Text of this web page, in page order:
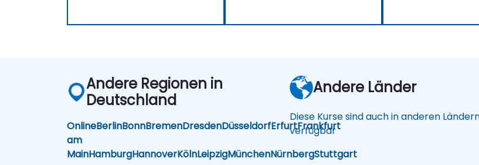
Andere Regionen in
Deutschland
OnlineBerlinBonnBremenDresdenDüsseldorfErfurtFrankfurt
am
MainHamburgHannoverKölnLeipzigMünchenNürnbergStuttgart
Andere Länder
Diese Kurse sind auch in anderen
verfügbar